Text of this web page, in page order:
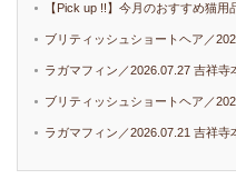
【Pick up !!】今月のおすすめ猫用
ブリティッシュショートヘア／
ラガマフィン／2026.07.27 吉祥寺
ブリティッシュショートヘア／
ラガマフィン／2026.07.21 吉祥寺